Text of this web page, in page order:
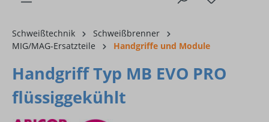
Schweißtechnik
Schweißbrenner
MIG/MAG-Ersatzteile
Handgriffe und Module
Handgriff Typ MB EVO PRO
flüssiggekühlt